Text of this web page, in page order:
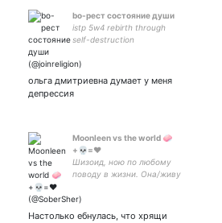
bo-рест состояние души
istp 5w4 rebirth through
self-destruction
ольга дмитриевна думает у меня
депрессия
Moonleen vs the world 🧼
+💀=❤️
Шизоид, ною по любому
поводу в жизни. Она/живу
Мультифандомный ребенок
Настолько ебнулась, что хрящи